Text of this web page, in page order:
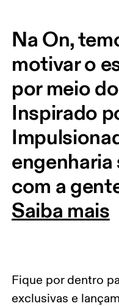
Na On,
motivar o
por meio
Inspirado
com a
Saiba mais
Fique por dentro
exclusivas e